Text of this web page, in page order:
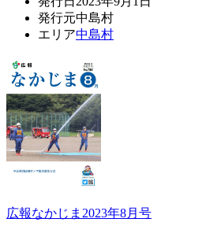
発行元中島村
エリア中島村
広報なかじま2023年8月号